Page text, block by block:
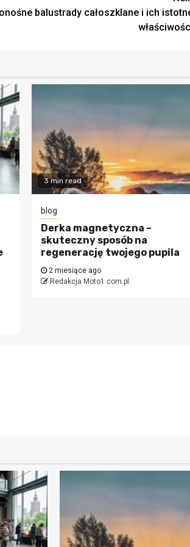
balustrady całoszklane i ich
3 min read
blog
Derka magnetyczna –
skuteczny sposób na
regenerację twojego pupila
2 miesiące ago
Redakcja Moto1.com.pl